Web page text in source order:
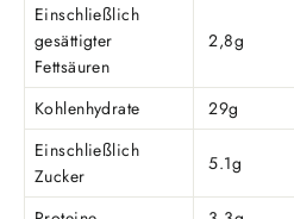
Einschließlich
gesättigter
Fettsäuren
2,8g
Kohlenhydrate
29g
Einschließlich
Zucker
5.1g